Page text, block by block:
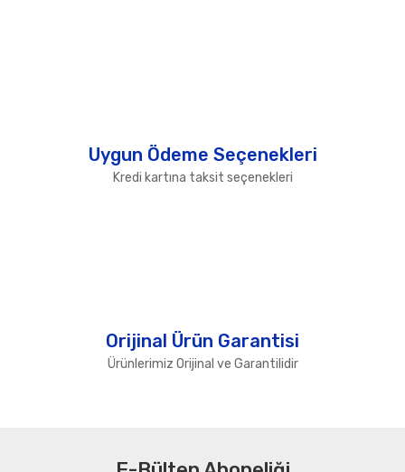
Uygun Ödeme Seçenekleri
Kredi kartına taksit seçenekleri
Orijinal Ürün Garantisi
Ürünlerimiz Orijinal ve Garantilidir